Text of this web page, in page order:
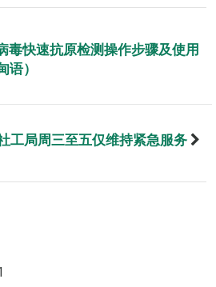
毒快速抗原检测操作步骤及使用
）
工局周三至五仅维持紧急服务